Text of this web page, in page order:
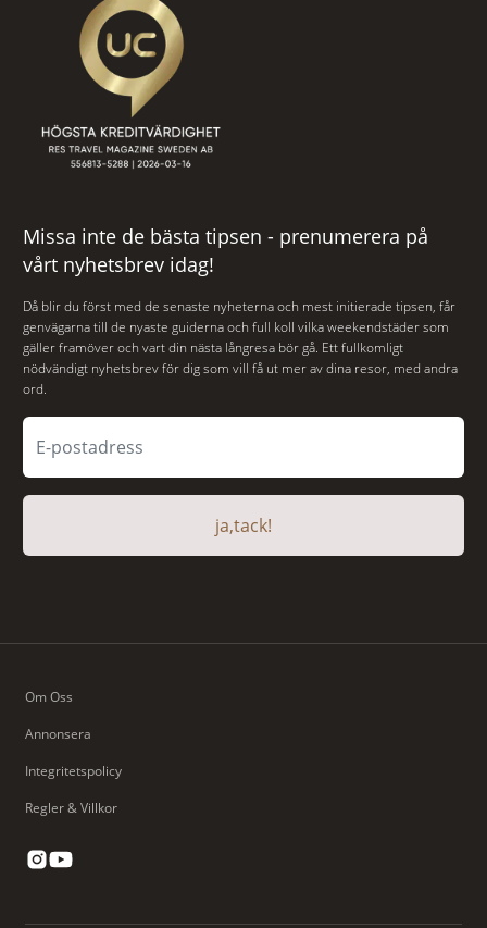
Missa inte de bästa tipsen - prenumerera på
vårt nyhetsbrev idag!
Då blir du först med de senaste nyheterna och mest initierade tipsen, får
genvägarna till de nyaste guiderna och full koll vilka weekendstäder som
gäller framöver och vart din nästa långresa bör gå. Ett fullkomligt
nödvändigt nyhetsbrev för dig som vill få ut mer av dina resor, med andra
ord.
ja,tack!
Om Oss
Annonsera
Integritetspolicy
Regler & Villkor